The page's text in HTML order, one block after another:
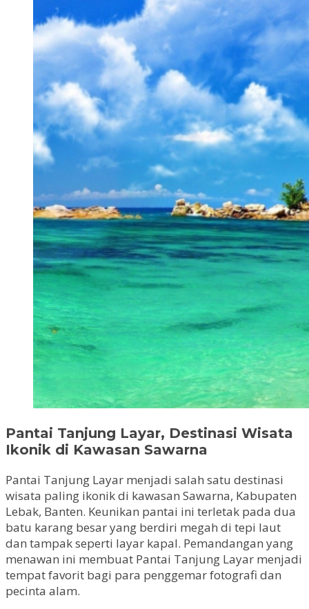
Pantai Tanjung Layar, Destinasi Wisata
Ikonik di Kawasan Sawarna
Pantai Tanjung Layar menjadi salah satu destinasi
wisata paling ikonik di kawasan Sawarna, Kabupaten
Lebak, Banten. Keunikan pantai ini terletak pada dua
batu karang besar yang berdiri megah di tepi laut
dan tampak seperti layar kapal. Pemandangan yang
menawan ini membuat Pantai Tanjung Layar menjadi
tempat favorit bagi para penggemar fotografi dan
pecinta alam.